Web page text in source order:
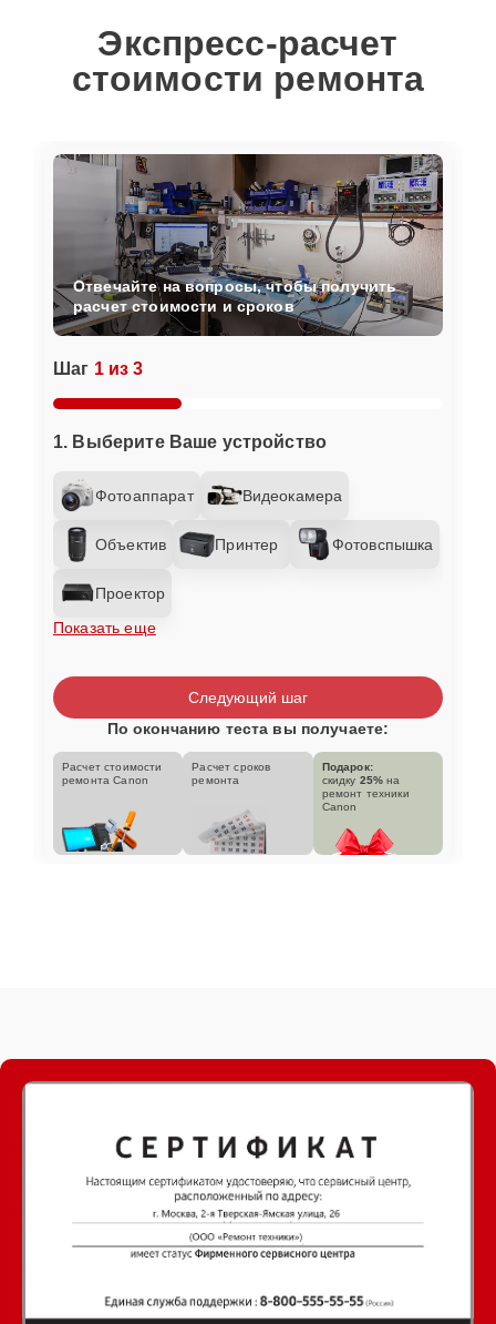
Экспресс-расчет
стоимости ремонта
Шаг 1 из 3
1. Выберите Ваше устройство
Фотоаппарат Видеокамера
Объектив Принтер Фотовспышка
Проектор
Показать еще
Отвечайте на вопросы, чтобы получить
расчет стоимости и сроков
Следующий шаг
По окончанию теста вы получаете:
Расчет стоимости
ремонта Canon
Расчет сроков
ремонта
Подарок:
скидку 25% на
ремонт техники
Canon